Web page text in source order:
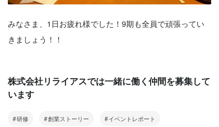
みなさま、1日お疲れ様でした！9期も全員で頑張ってい
きましょう！！
株式会社リライアスでは一緒に働く仲間を募集して
います
研修 創業ストーリー イベントレポート